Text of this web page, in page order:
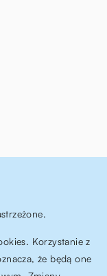
Korzystanie z
że będą one